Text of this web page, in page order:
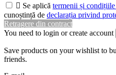
 Se aplică termenii și condițiile
cunoștință de declarația privind
Retragere din contract
You need to login or create account
Save products on your wishlist to
friends.